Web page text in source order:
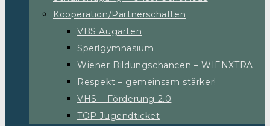
Kooperation/Partnerschaften
VBS Augarten
Sperlgymnasium
Wiener Bildungschancen – WIENXTRA
Respekt – gemeinsam stärker!
VHS – Förderung 2.0
TOP Jugendticket